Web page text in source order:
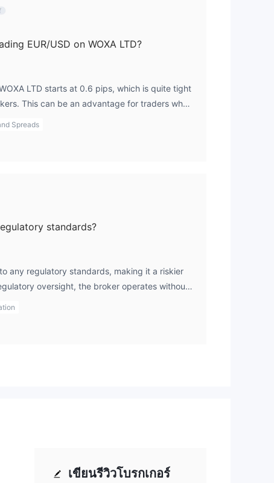
าก
EUR/USD on WOXA LTD?
LTD starts at 0.6 pips, which is quite tight
This can be an advantage for traders who
costs low. However, since other fee
trades or account activities.
Spreads
standards?
any regulatory standards, making it a riskier
oversight, the broker operates without
that ensure clients' funds are protected
by trusted authorities to avoid potential
เขียนรีวิวโบรกเกอร์